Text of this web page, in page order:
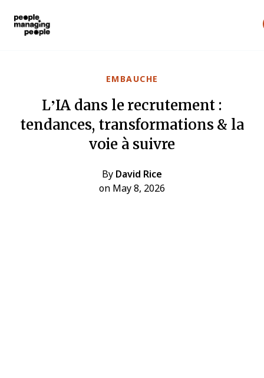
EMBAUCHE
L’IA dans le recrutement :
tendances, transformations & la
voie à suivre
By David Rice
on May 8, 2026